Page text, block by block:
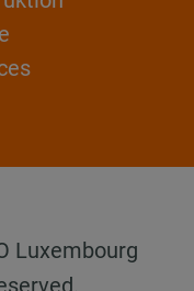
Luxembourg